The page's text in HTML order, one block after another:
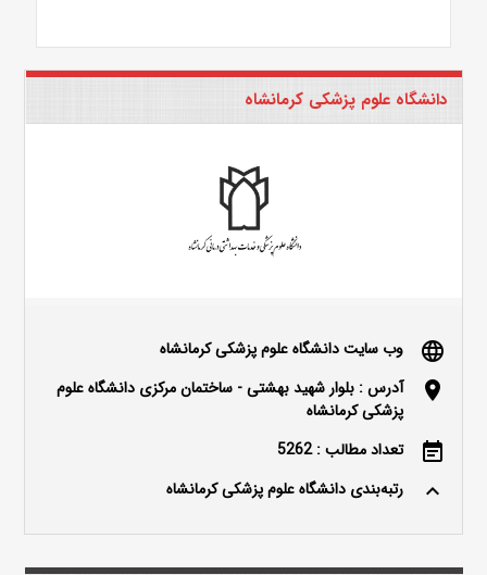
دانشگاه علوم پزشکی کرمانشاه
language وب سایت دانشگاه علوم پزشکی کرمانشاه
location_on
آدرس : بلوار شهید بهشتی - ساختمان مرکزی دانشگاه علوم
پزشکی کرمانشاه
event_note تعداد مطالب : 5262
keyboard_arrow_up رتبه‌بندی دانشگاه علوم پزشکی کرمانشاه